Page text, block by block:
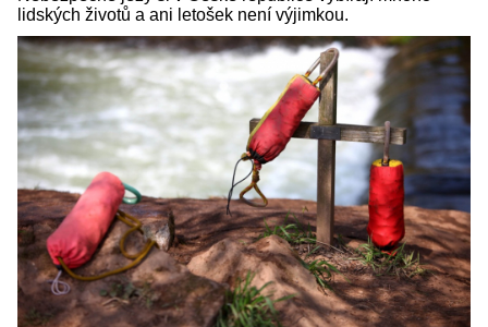
lidských životů a ani letošek není výjimkou.